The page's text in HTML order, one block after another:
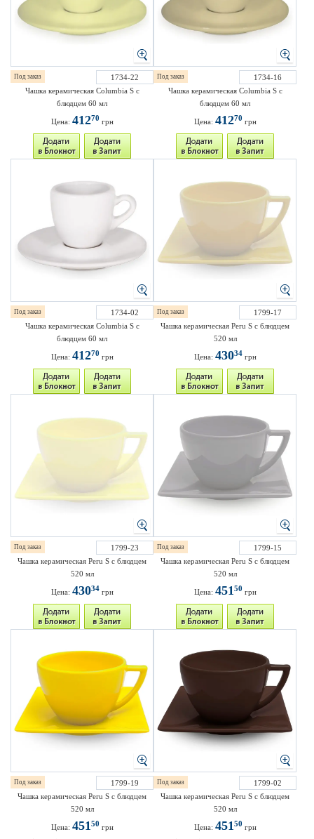
Под заказ
1734-22
Чашка керамическая Columbia S с
блюдцем 60 мл
Цена: 41270 грн
Под заказ
1734-16
Чашка керамическая Columbia S с
блюдцем 60 мл
Цена: 41270 грн
Под заказ
1734-02
Чашка керамическая Columbia S с
блюдцем 60 мл
Цена: 41270 грн
Под заказ
1799-17
Чашка керамическая Peru S с блюдцем
520 мл
Цена: 43034грн
Под заказ
1799-23
Чашка керамическая Peru S с блюдцем
520 мл
Цена: 43034грн
Под заказ
1799-15
Чашка керамическая Peru S с блюдцем
520 мл
Цена: 45150 грн
Под заказ
1799-19
Чашка керамическая Peru S с блюдцем
520 мл
Цена: 45150 грн
Под заказ
1799-02
Чашка керамическая Peru S с блюдцем
520 мл
Цена: 45150 грн